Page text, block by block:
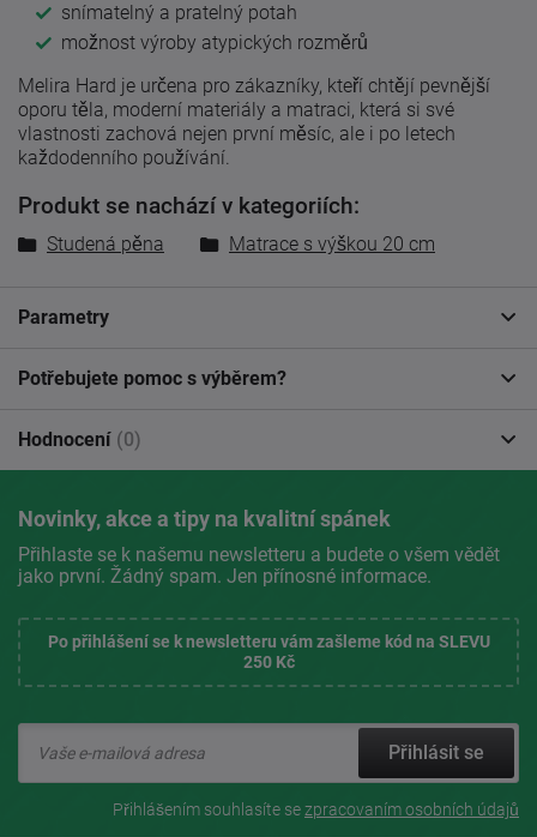
snímatelný a pratelný potah
možnost výroby atypických rozměrů
Melira Hard je určena pro zákazníky, kteří chtějí pevnější
oporu těla, moderní materiály a matraci, která si své
vlastnosti zachová nejen první měsíc, ale i po letech
každodenního používání.
Produkt se nachází v kategoriích:
Studená pěna Matrace s výškou 20 cm
Parametry
Potřebujete pomoc s výběrem?
Hodnocení (0)
Novinky, akce a tipy na kvalitní spánek
Přihlaste se k našemu newsletteru a budete o všem vědět
jako první. Žádný spam. Jen přínosné informace.
Po přihlášení se k newsletteru vám zašleme kód na SLEVU
250 Kč
Přihlásit se
Přihlášením souhlasíte sezpracovaním osobních údajů